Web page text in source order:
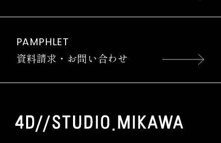
PAMPHLET
資料請求・お問い合わせ